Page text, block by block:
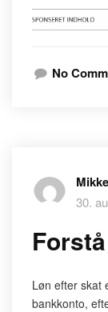
No
30.
Løn efter skat
bankkonto,